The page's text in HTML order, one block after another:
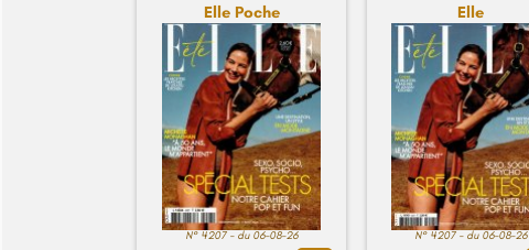
Elle Poche
N° 4207 - du 06-08-26
Elle
N° 4207 - du 06-08-26